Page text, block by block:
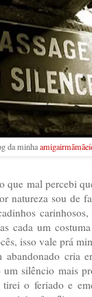
da minha
que mal percebi
natureza sou de
cada um
isso vale prá
cria
silêncio mais
o feriado e